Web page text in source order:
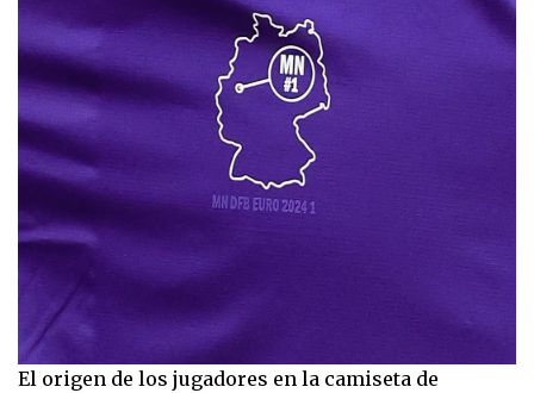
El origen de los jugadores en la camiseta de